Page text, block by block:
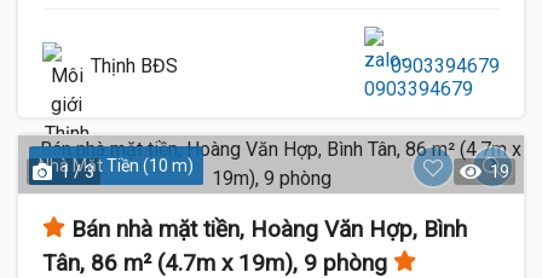
Thịnh BĐS 0903394679
Nhà Mặt Tiền (10 m)
1 / 3 19
Bán nhà mặt tiền, Hoàng Văn Hợp, Bình
Tân, 86 m² (4.7m x 19m), 9 phòng